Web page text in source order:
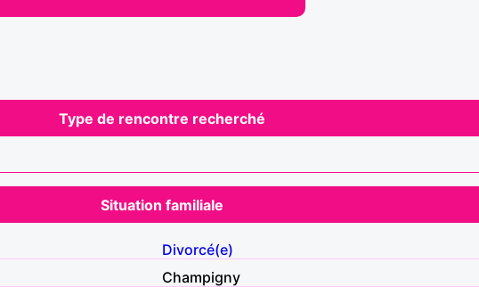
Type de rencontre recherché
Situation familiale
Divorcé(e)
Champigny